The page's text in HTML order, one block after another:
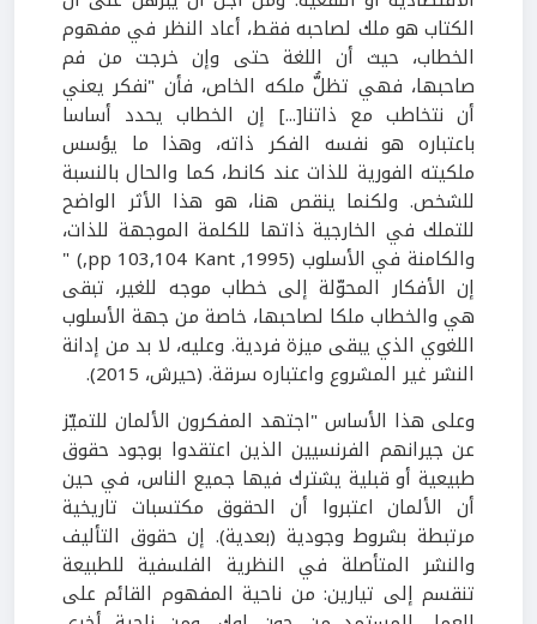
الكتاب هو ملك لصاحبه فقط، أعاد النظر في مفهوم
الخطاب، حيث أن اللغة حتى وإن خرجت من فم
صاحبها، فهي تظلُّ ملكه الخاص، فأن "نفكر يعني
أن نتخاطب مع ذاتنا[...] إن الخطاب يحدد أساسا
باعتباره هو نفسه الفكر ذاته، وهذا ما يؤسس
ملكيته الفورية للذات عند كانط، كما والحال بالنسبة
للشخص. ولكنما ينقص هنا، هو هذا الأثر الواضح
للتملك في الخارجية ذاتها للكلمة الموجهة للذات،
والكامنة في الأسلوب (1995, pp 103,104 Kant,) "
إن الأفكار المحوّلة إلى خطاب موجه للغير، تبقى
هي والخطاب ملكا لصاحبها، خاصة من جهة الأسلوب
اللغوي الذي يبقى ميزة فردية. وعليه، لا بد من إدانة
النشر غير المشروع واعتباره سرقة. (حيرش، 2015).
وعلى هذا الأساس "اجتهد المفكرون الألمان للتميّز
عن جيرانهم الفرنسيين الذين اعتقدوا بوجود حقوق
طبيعية أو قبلية يشترك فيها جميع الناس، في حين
أن الألمان اعتبروا أن الحقوق مكتسبات تاريخية
مرتبطة بشروط وجودية (بعدية). إن حقوق التأليف
والنشر المتأصلة في النظرية الفلسفية للطبيعة
تنقسم إلى تيارين: من ناحية المفهوم القائم على